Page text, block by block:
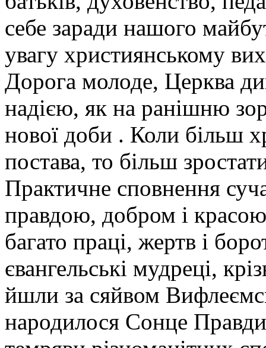
себе заради нашого
увагу християнському
Дорога молоде, Церква
надією, як на ранішню
нової доби . Коли більш
постава, то більш
Практичне сповнення
правдою, добром і
багато праці, жертв і
євангельські мудреці,
йшли за сяйвом
народилося Сонце